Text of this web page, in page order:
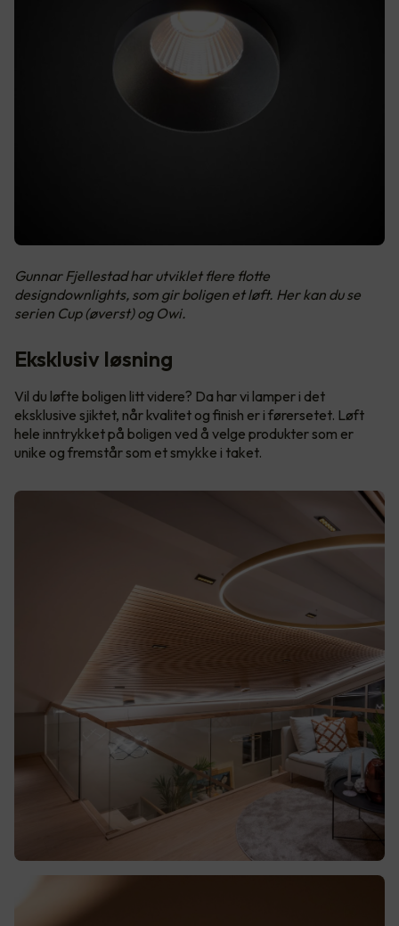
Gunnar Fjellestad har utviklet flere flotte
designdownlights, som gir boligen et løft. Her kan du se
serien Cup (øverst) og Owi.
Eksklusiv løsning
Vil du løfte boligen litt videre? Da har vi lamper i det
eksklusive sjiktet, når kvalitet og finish er i førersetet. Løft
hele inntrykket på boligen ved å velge produkter som er
unike og fremstår som et smykke i taket.